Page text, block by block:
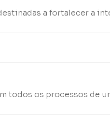
a fortalecer a
todos os processos de